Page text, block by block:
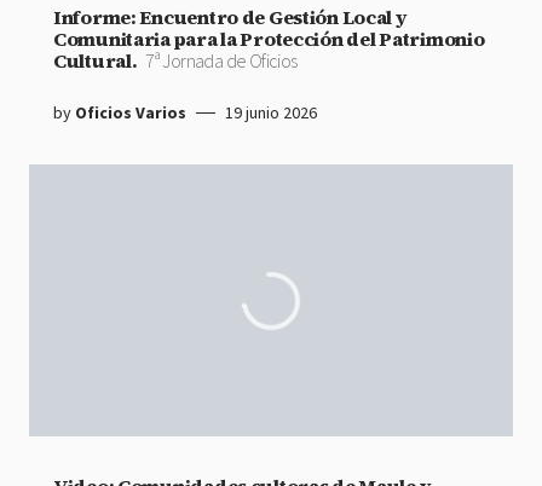
Informe: Encuentro de Gestión Local y
Comunitaria para la Protección del Patrimonio
Cultural. 7ª Jornada de Oficios
by Oficios Varios 19 junio 2026